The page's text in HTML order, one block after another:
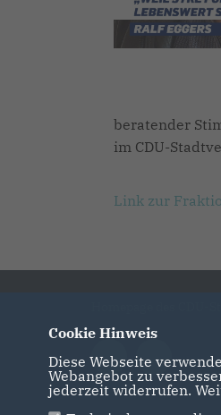
beratender
im CDU-
Link zur
Cookie Hinweis
Diese Webseite
Webangebot zu
jederzeit widerrufen.